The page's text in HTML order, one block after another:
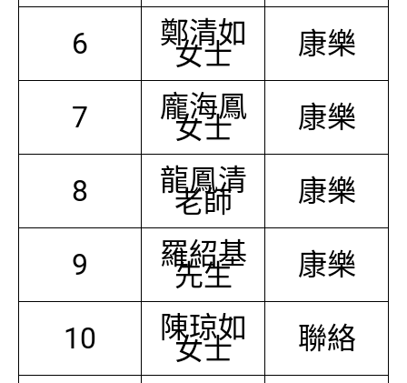
6 鄭清如
女士 康樂
7 龐海鳳
女士 康樂
8 龍鳳清
老師 康樂
9 羅紹基
先生 康樂
10 陳琼如
女士 聯絡